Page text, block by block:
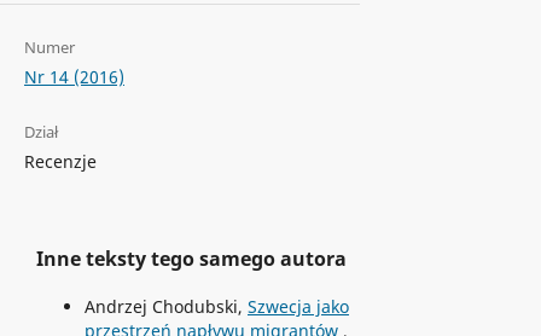
Numer
Nr 14 (2016)
Dział
Recenzje
Inne teksty tego samego autora
Andrzej Chodubski, Szwecja jako
przestrzeń napływu migrantów ,